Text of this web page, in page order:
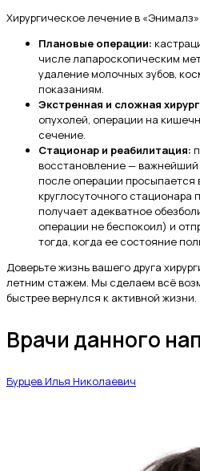
Хирургическое лечение в
Плановые операции:
числе лапароскопическим
удаление молочных зубов,
показаниям.
Экстренная и сложная
опухолей, операции на
сечение.
Стационар и реабилитация:
восстановление —
после операции просыпается
круглосуточного стационара
получает адекватное
операции не беспокоил) и
тогда, когда ее состояние
Доверьте жизнь вашего друга
летним стажем. Мы сделаем всё
быстрее вернулся к активной жизни.
Врачи данного
Бурцев Илья Николаевич